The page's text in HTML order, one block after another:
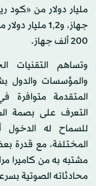
200 ألف جهاز.
وتساهم التقنيات
والمؤسسات والدول
المتقدمة متوافرة
التعرف على بصمة
للسماح له الدخول
المختلفة، مع قدرة
مشتبه به من كاميرا
محادثاته الصوتية